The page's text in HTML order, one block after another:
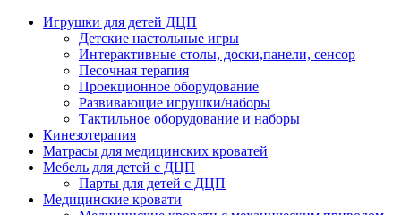
Игрушки для детей ДЦП
Детские настольные игры
Интерактивные столы, доски,панели, сенсор
Песочная терапия
Проекционное оборудование
Развивающие игрушки/наборы
Тактильное оборудование и наборы
Кинезотерапия
Матрасы для медицинских кроватей
Мебель для детей с ДЦП
Парты для детей с ДЦП
Медицинские кровати